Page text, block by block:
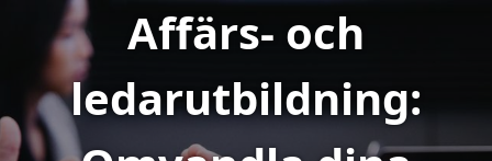
Affärs- och
ledarutbildning: